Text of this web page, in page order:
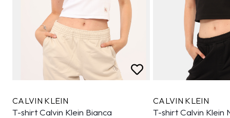
CALVIN KLEIN
T-shirt Calvin Klein Bianca
CALVIN KLEIN
T-shirt Calvin Klein